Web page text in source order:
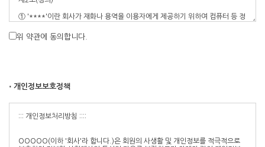
위 약관에 동의합니다.
⋅ 개인정보보호정책